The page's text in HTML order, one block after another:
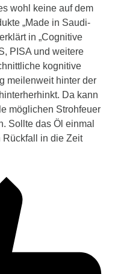
wohl keine auf dem
„Made in Saudi-
in „Cognitive
PISA und weitere
kognitive
meilenweit hinter der
Da kann
möglichen Strohfeuer
Sollte das Öl einmal
Rückfall in die Zeit